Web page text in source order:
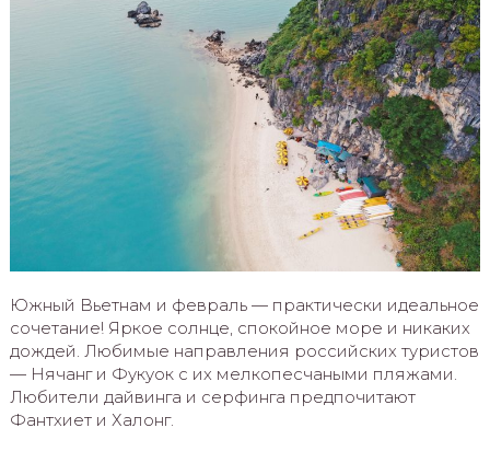
Южный Вьетнам и февраль — практически идеальное
сочетание! Яркое солнце, спокойное море и никаких
дождей. Любимые направления российских туристов
— Нячанг и Фукуок с их мелкопесчаными пляжами.
Любители дайвинга и серфинга предпочитают
Фантхиет и Халонг.